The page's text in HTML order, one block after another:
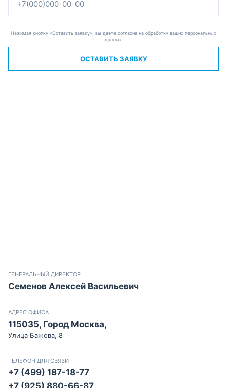
Нажимая кнопку «Оставить заявку», вы даёте согласие на обработку ваших персональных
данных.
ОСТАВИТЬ ЗАЯВКУ
ГЕНЕРАЛЬНЫЙ ДИРЕКТОР
Семенов Алексей Васильевич
АДРЕС ОФИСА
115035, Город Москва,
Улица Бажова, 8
ТЕЛЕФОН ДЛЯ СВЯЗИ
+7 (499) 187-18-77
+7 (925) 880-66-87